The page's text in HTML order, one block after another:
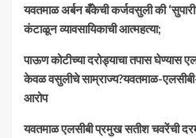
​यवतमाळ अर्बन बँकेची कर्जवसुली की
कंटाळून व्यावसायिकाची आत्महत्या;
पाऊण कोटीच्या दरोड्याचा तपास घेण्यास
केवळ वसुलीचे साम्राज्य?यवतमाळ-
आरोप
यवतमाळ एलसीबी प्रमुख सतीश चवरेंची